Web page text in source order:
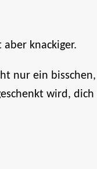
knackiger.
nur ein
wird, dich